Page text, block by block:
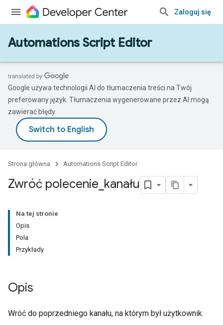
Zaloguj się
Automations Script Editor
Google używa technologii AI do tłumaczenia treści na Twój
preferowany język. Tłumaczenia wygenerowane przez AI mogą
zawierać błędy.
Strona główna Automations Script Editor
Zwróć polecenie kanału
Na tej stronie
Opis
Pola
Przykłady
Opis
Wróć do poprzedniego kanału, na którym był użytkownik.